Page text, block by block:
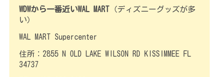
WDWから一番近いWAL MART （ディズニーグッズが多
い）
WAL MART Supercenter
住所：2855 N OLD LAKE WILSON RD KISSIMMEE FL
34737